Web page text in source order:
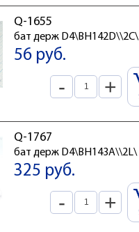
Q-1655
бат держ D4\BH142D\\2C\
56 руб.
- +
Q-1767
бат держ D4\BH143A\\2L\
325 руб.
- +